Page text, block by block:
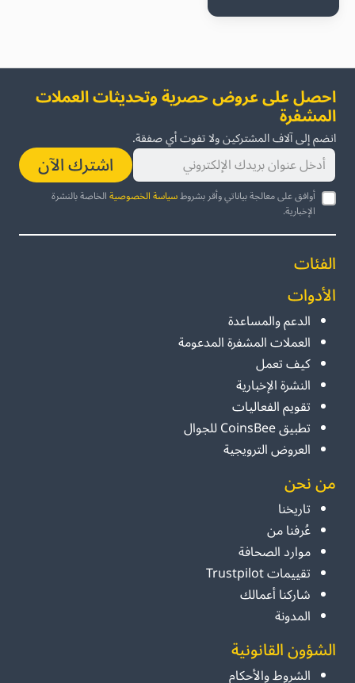
احصل على عروض حصرية وتحديثات العملات
المشفرة
انضم إلى آلاف المشتركين ولا تفوت أي صفقة.
اشترك الآن
أوافق على معالجة بياناتي وأقر بشروطسياسة الخصوصيةالخاصة بالنشرة
الإخبارية.
الفئات
الأدوات
الدعم والمساعدة
العملات المشفرة المدعومة
كيف تعمل
النشرة الإخبارية
تقويم الفعاليات
تطبيق CoinsBee للجوال
العروض الترويجية
من نحن
تاريخنا
عُرفنا من
موارد الصحافة
تقييمات Trustpilot
شاركنا أعمالك
المدونة
الشؤون القانونية
الشروط والأحكام